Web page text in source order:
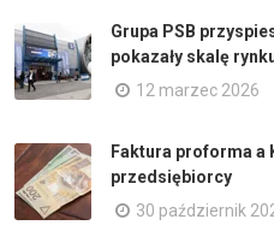
Grupa PSB
pokazały skalę
12 marzec 2026
Faktura proforma a
przedsiębiorcy
30 październik